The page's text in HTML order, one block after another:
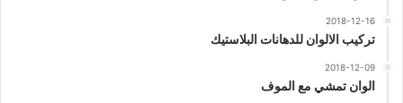
2018-12-16
تركيب الالوان للدهانات البلاستيك
2018-12-09
الوان تمشي مع الموف